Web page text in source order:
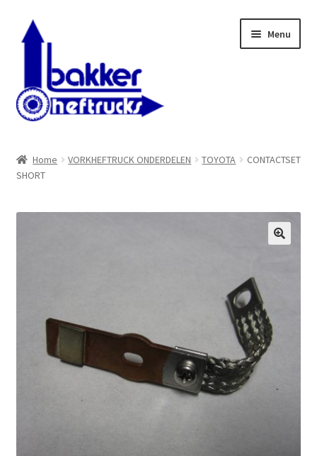
Ga
door
navigatie
Ga
naar
Menu
Shop
Contact
Home VORKHEFTRUCK ONDERDELEN TOYOTA
CONTACTSET
SHORT